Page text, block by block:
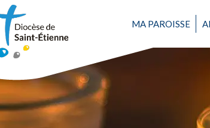
MA PAROISSE
Un